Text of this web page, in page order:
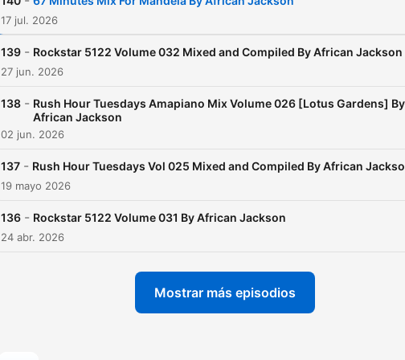
17 jul. 2026
139 - Rockstar 5122 Volume 032 Mixed and Compiled By African Jackson
27 jun. 2026
138 - Rush Hour Tuesdays Amapiano Mix Volume 026 [Lotus Gardens] By
African Jackson
02 jun. 2026
137 - Rush Hour Tuesdays Vol 025 Mixed and Compiled By African
19 mayo 2026
136 - Rockstar 5122 Volume 031 By African Jackson
24 abr. 2026
Mostrar más episodios